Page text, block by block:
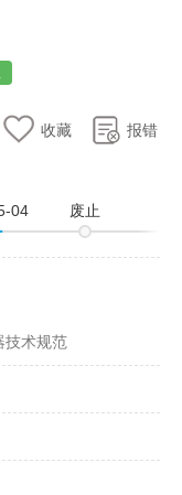
收藏 报错
04 废止
技术规范